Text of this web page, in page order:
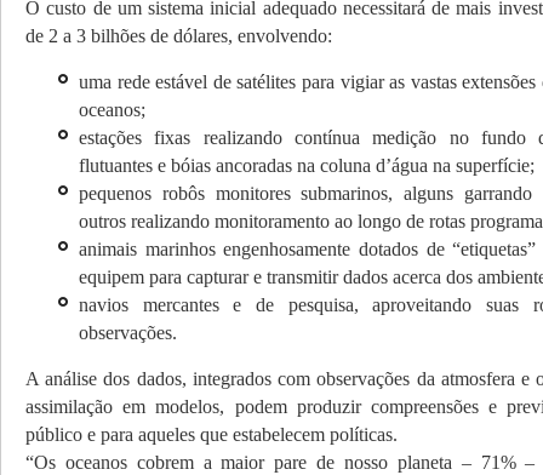
O custo de um sistema inicial adequado necessitará de mais
de 2 a 3 bilhões de dólares, envolvendo:
uma rede estável de satélites para vigiar as vastas
oceanos;
estações fixas realizando contínua medição no
flutuantes e bóias ancoradas na coluna d’água na superfície;
pequenos robôs monitores submarinos, alguns
outros realizando monitoramento ao longo de rotas
animais marinhos engenhosamente dotados de
equipem para capturar e transmitir dados acerca dos
navios mercantes e de pesquisa, aproveitando suas
observações.
A análise dos dados, integrados com observações da atmosfera e
assimilação em modelos, podem produzir compreensões e
público e para aqueles que estabelecem políticas.
“Os oceanos cobrem a maior pare de nosso planeta – 71% –